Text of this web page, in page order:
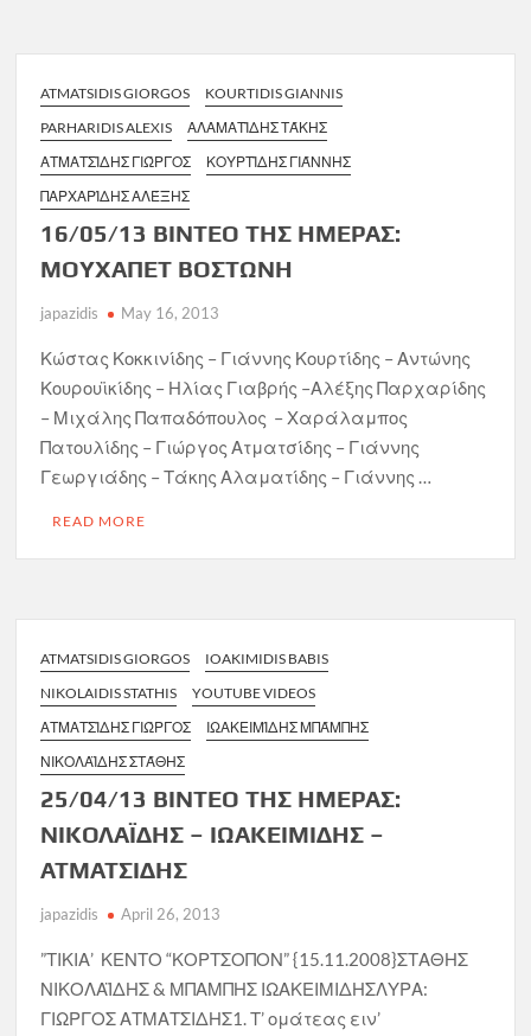
ATMATSIDIS GIORGOS
KOURTIDIS GIANNIS
PARHARIDIS ALEXIS
ΑΛΑΜΑΤΊΔΗΣ ΤΆΚΗΣ
ΑΤΜΑΤΣΊΔΗΣ ΓΙΏΡΓΟΣ
ΚΟΥΡΤΊΔΗΣ ΓΙΆΝΝΗΣ
ΠΑΡΧΑΡΊΔΗΣ ΑΛΈΞΗΣ
16/05/13 ΒΙΝΤΕΟ ΤΗΣ ΗΜΕΡΑΣ:
ΜΟΥΧΑΠΕΤ ΒΟΣΤΩΝΗ
japazidis May 16, 2013
Κώστας Κοκκινίδης – Γιάννης Κουρτίδης – Αντώνης
Κουρουϊκίδης – Ηλίας Γιαβρής –Αλέξης Παρχαρίδης
– Μιχάλης Παπαδόπουλος – Χαράλαμπος
Πατουλίδης – Γιώργος Ατματσίδης – Γιάννης
Γεωργιάδης – Τάκης Αλαματίδης – Γιάννης …
READ MORE
ATMATSIDIS GIORGOS
IOAKIMIDIS BABIS
NIKOLAIDIS STATHIS
YOUTUBE VIDEOS
ΑΤΜΑΤΣΊΔΗΣ ΓΙΏΡΓΟΣ
ΙΩΑΚΕΙΜΊΔΗΣ ΜΠΆΜΠΗΣ
ΝΙΚΟΛΑΪΔΗΣ ΣΤΆΘΗΣ
25/04/13 ΒΙΝΤΕΟ ΤΗΣ ΗΜΕΡΑΣ:
ΝΙΚΟΛΑΪΔΗΣ – ΙΩΑΚΕΙΜΙΔΗΣ –
ΑΤΜΑΤΣΙΔΗΣ
japazidis April 26, 2013
”ΤΙΚΙΑ’ ΚΕΝΤΟ “ΚΟΡΤΣΟΠΟΝ” {15.11.2008}ΣΤΑΘΗΣ
ΝΙΚΟΛΑΪΔΗΣ & ΜΠΑΜΠΗΣ ΙΩΑΚΕΙΜΙΔΗΣΛΥΡΑ:
ΓΙΩΡΓΟΣ ΑΤΜΑΤΣΙΔΗΣ1. Τ’ ομάτεας ειν’